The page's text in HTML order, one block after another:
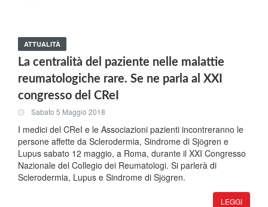
ATTUALITÀ
La centralità del paziente nelle malattie
reumatologiche rare. Se ne parla al XXI
congresso del CReI
Sabato 5 Maggio 2018
I medici del CReI e le Associazioni pazienti incontreranno le
persone affette da Sclerodermia, Sindrome di Sjӧgren e
Lupus sabato 12 maggio, a Roma, durante il XXI Congresso
Nazionale del Collegio dei Reumatologi. Si parlerà di
Sclerodermia, Lupus e Sindrome di Sjӧgren.
LEGGI